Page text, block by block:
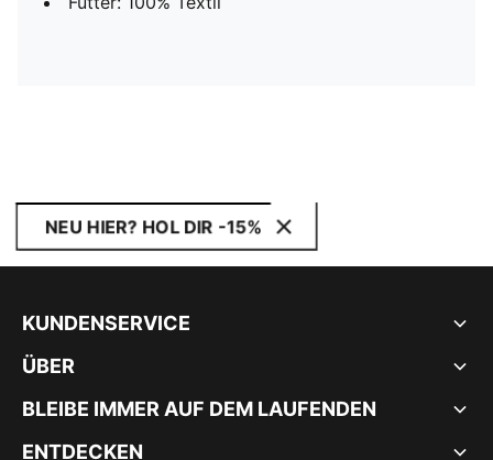
NEU HIER? HOL DIR -15%
KUNDENSERVICE
ÜBER
BLEIBE IMMER AUF DEM LAUFENDEN
ENTDECKEN